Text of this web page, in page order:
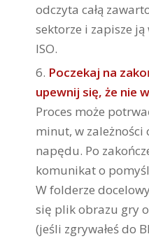
odczyta całą
sektorze i zapisze
ISO.
Poczekaj na
upewnij się, że nie
Proces może
minut, w zależności
napędu. Po
komunikat o
W folderze
się plik obrazu gry
(jeśli zgrywałeś do